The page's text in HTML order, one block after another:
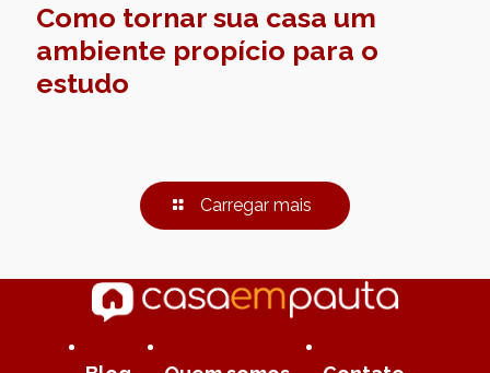
Como tornar sua casa um
ambiente propício para o
estudo
Carregar mais